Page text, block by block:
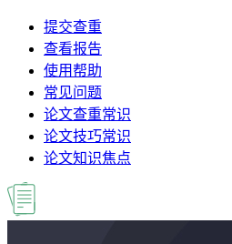
提交查重
查看报告
使用帮助
常见问题
论文查重常识
论文技巧常识
论文知识焦点